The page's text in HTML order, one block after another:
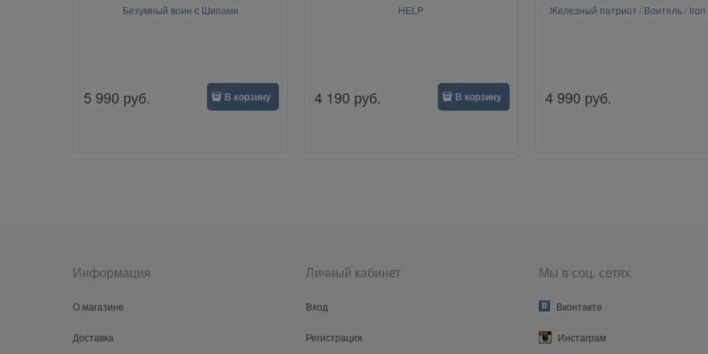
Безумный воин с Шипами
5 990 руб. В корзину
HELP
4 190 руб. В корзину
Железный патриот / Воитель / Iron
4 990 руб.
Информация
О магазине
Доставка
Личный кабинет
Вход
Регистрация
Мы в соц. сетях
Вконтакте
Инстаграм